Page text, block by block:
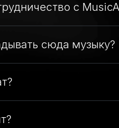
с
сюда музыку?